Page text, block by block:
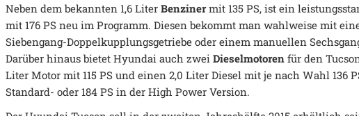
Neben dem bekannten 1,6 LiterBenzinermit 135 PS, ist ein
mit 176 PS neu im Programm. Diesen bekommt man wahlweise mit
Siebengang-Doppelkupplungsgetriebe oder einem manuellen
Darüber hinaus bietet Hyundai auch zweiDieselmotoren für den
Liter Motor mit 115 PS und einen 2,0 Liter Diesel mit je nach Wahl 136
Standard- oder 184 PS in der High Power Version.